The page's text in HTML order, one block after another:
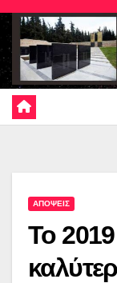
Skip
content
ΑΠΟΨΕΙΣ
Το